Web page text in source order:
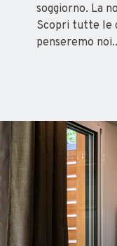
soggiorno. La
Scopri tutte le
penseremo